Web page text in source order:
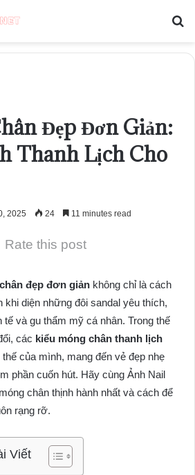
Đẹp Đơn Giản:
Thanh Lịch Cho
2025 24 11 minutes read
Rate this post
đẹp đơn giản không chỉ là cách
khi diện những đôi sandal yêu thích,
tế và gu thẩm mỹ cá nhân. Trong thế
các kiểu móng chân thanh lịch
của mình, mang đến vẻ đẹp nhẹ
phần cuốn hút. Hãy cùng Ảnh Nail
chân thịnh hành nhất và cách để
rạng rỡ.
Viết